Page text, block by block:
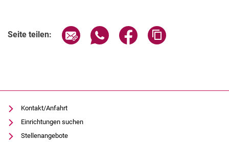
Seite teilen: Seite über E-Mail teilen
Seite über WhatsApp teilen
Seite über Facebook
Kontakt/Anfahrt
Einrichtungen suchen
Stellenangebote